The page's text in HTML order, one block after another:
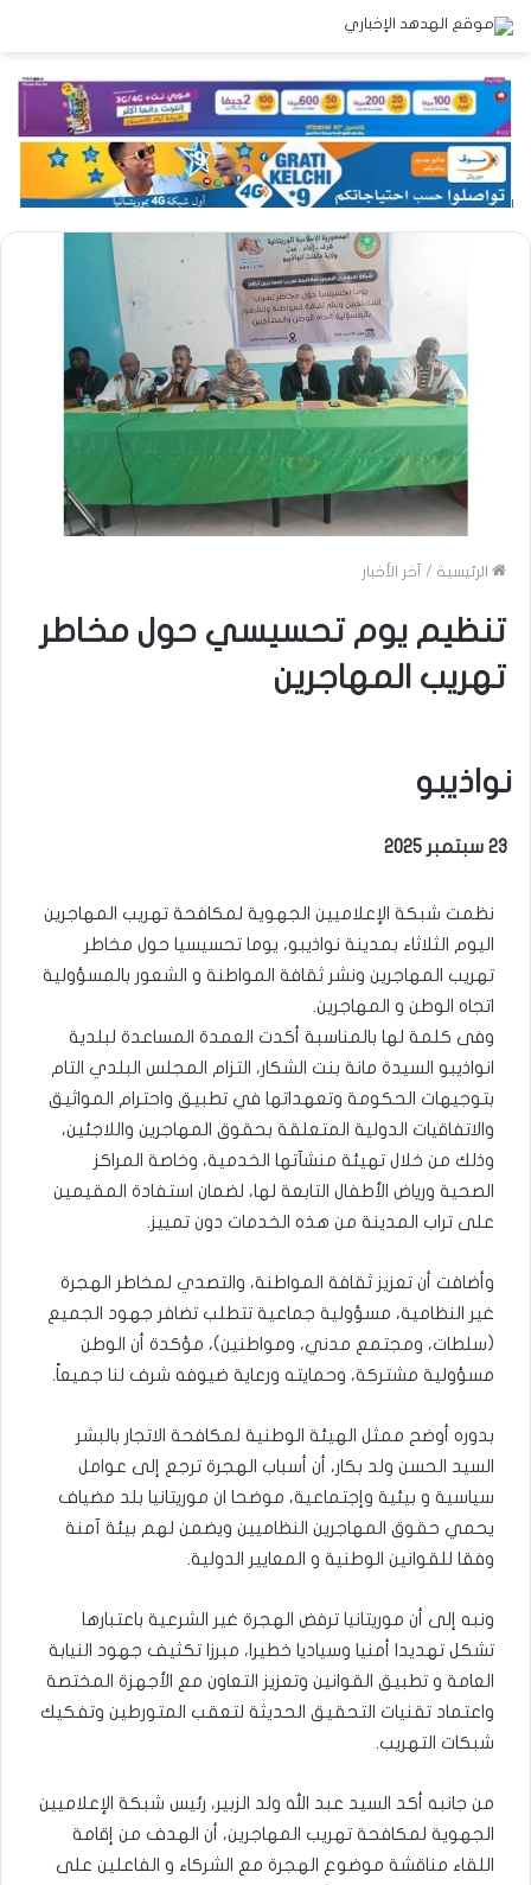
الرئيسية / آخر الأخبار
تنظيم يوم تحسيسي حول مخاطر
تهريب المهاجرين
نواذيبو
نظمت شبكة الإعلاميين الجهوية لمكافحة تهريب المهاجرين
اليوم الثلاثاء بمدينة نواذيبو، يوما تحسيسيا حول مخاطر
تهريب المهاجرين ونشر ثقافة المواطنة و الشعور بالمسؤولية
اتجاه الوطن و المهاجرين.
وفى كلمة لها بالمناسبة أكدت العمدة المساعدة لبلدية
انواذيبو السيدة مانة بنت الشكار، التزام المجلس البلدي التام
بتوجيهات الحكومة وتعهداتها في تطبيق واحترام المواثيق
والاتفاقيات الدولية المتعلقة بحقوق المهاجرين واللاجئين،
وذلك من خلال تهيئة منشآتها الخدمية، وخاصة المراكز
الصحية ورياض الأطفال التابعة لها، لضمان استفادة المقيمين
على تراب المدينة من هذه الخدمات دون تمييز.
وأضافت أن تعزيز ثقافة المواطنة، والتصدي لمخاطر الهجرة
غير النظامية، مسؤولية جماعية تتطلب تضافر جهود الجميع
(سلطات، ومجتمع مدني، ومواطنين)، مؤكدة أن الوطن
مسؤولية مشتركة، وحمايته ورعاية ضيوفه شرف لنا جميعاً.
بدوره أوضح ممثل الهيئة الوطنية لمكافحة الاتجار بالبشر
السيد الحسن ولد بكار، أن أسباب الهجرة ترجع إلى عوامل
سياسية و بيئية وإجتماعية، موضحا ان موريتانيا بلد مضياف
يحمي حقوق المهاجرين النظاميين ويضمن لهم بيئة آمنة
وفقا للقوانين الوطنية و المعايير الدولية.
ونبه إلى أن موريتانيا ترفض الهجرة غير الشرعية باعتبارها
تشكل تهديدا أمنيا وسياديا خطيرا، مبرزا تكثيف جهود النيابة
العامة و تطبيق القوانين وتعزيز التعاون مع الأجهزة المختصة
واعتماد تقنيات التحقيق الحديثة لتعقب المتورطين وتفكيك
شبكات التهريب.
من جانبه أكد السيد عبد الله ولد الزبير، رئيس شبكة الإعلاميين
الجهوية لمكافحة تهريب المهاجرين، أن الهدف من إقامة
اللقاء مناقشة موضوع الهجرة مع الشركاء و الفاعلين على